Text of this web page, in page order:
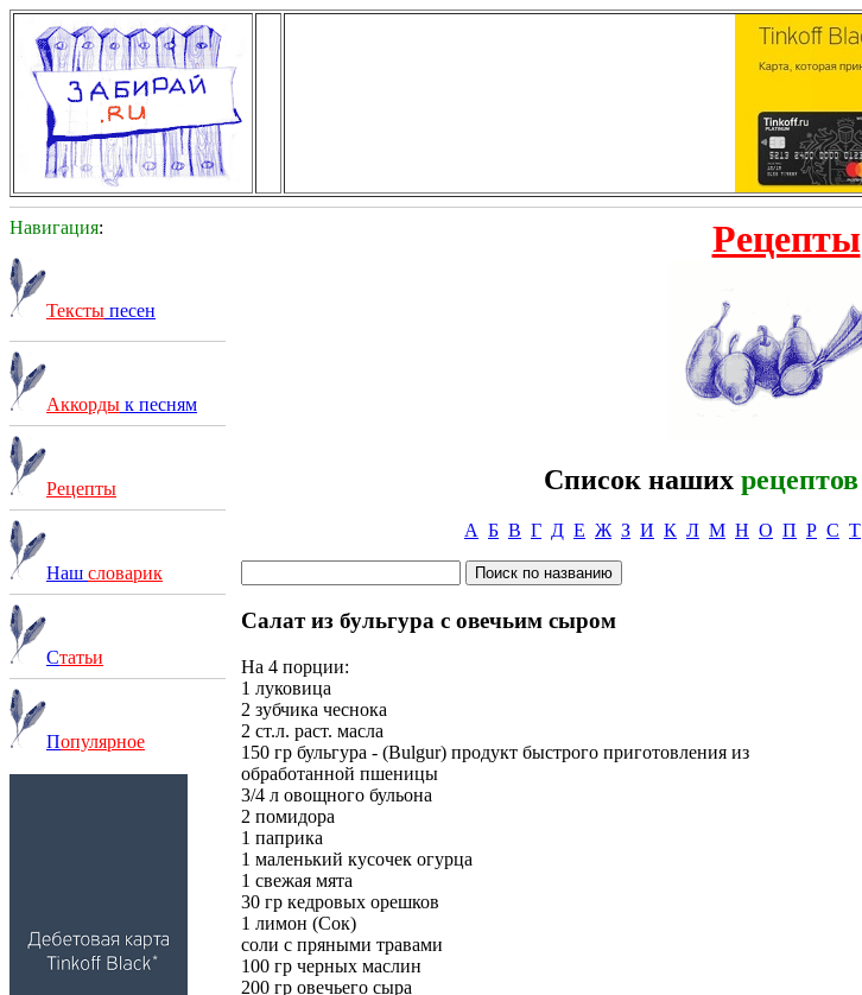
Навигация:
Тексты песен
Аккорды к песням
Рецепты
Наш словарик
Статьи
Популярное
Рецепты
Список наших рецептов
А Б В Г Д Е Ж З И К Л М Н О П Р С Т
Салат из бульгура с овечьим сыром
На 4 порции:
1 луковица
2 зубчика чеснока
2 ст.л. раст. масла
150 гр бульгура - (Bulgur) продукт быстрого приготовления из
обработанной пшеницы
3/4 л овощного бульона
2 помидора
1 паприка
1 маленький кусочек огурца
1 свежая мята
30 гр кедровых орешков
1 лимон (Сок)
соли с пряными травами
100 гр черных маслин
200 гр овечьего сыра